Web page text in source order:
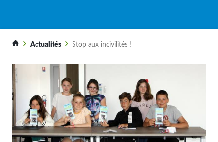
Actualités Stop aux incivilités !